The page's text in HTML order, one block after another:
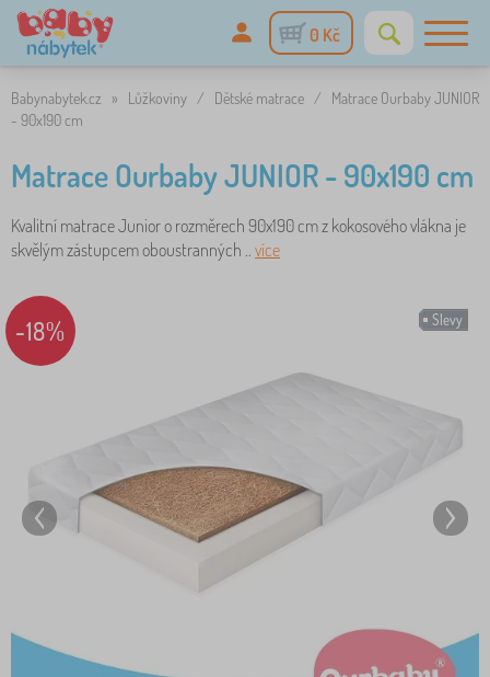
0 Kč
Babynabytek.cz » Lůžkoviny / Dětské matrace /
Matrace Ourbaby JUNIOR
- 90x190 cm
Matrace Ourbaby JUNIOR - 90x190 cm
Kvalitní matrace Junior o rozměrech 90x190 cm z kokosového vlákna je
skvělým zástupcem oboustranných .. více
Slevy
-18%